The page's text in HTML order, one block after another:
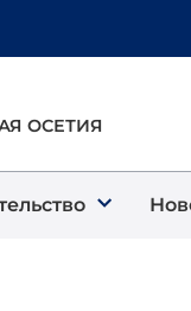
ОСЕТИЯ